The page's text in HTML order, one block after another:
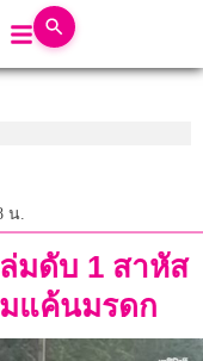
น.
มดับ 1 สาหัส
แค้นมรดก